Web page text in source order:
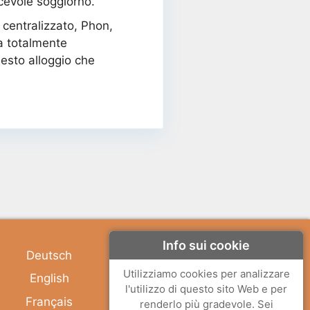
Phon,
totalmente
alloggio che
Deutsch
English
Français
Info sui cookie
Utilizziamo cookies per analizzare
l'utilizzo di questo sito Web e per
renderlo più gradevole. Sei